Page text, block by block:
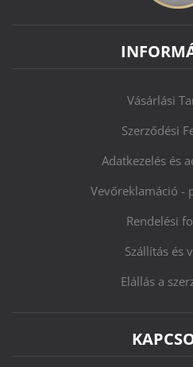
Vásárlási
Szerződési
Adatkezelés és
Vevőreklamáció -
Rendelési
Szállítás és
Elállás a